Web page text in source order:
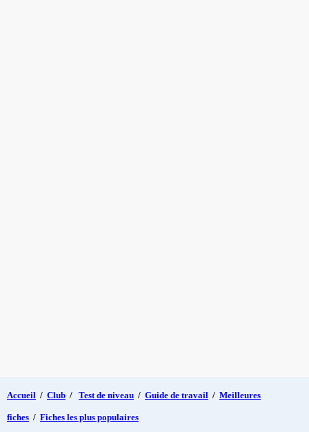
Accueil / Club / Test de niveau / Guide de travail / Meilleures
fiches / Fiches les plus populaires